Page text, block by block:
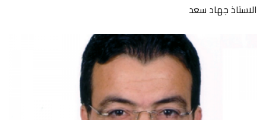
الاستاذ جهاد سعد